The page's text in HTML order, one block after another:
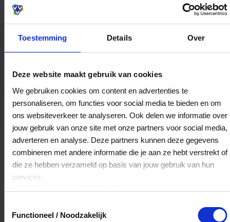
Toestemming Details Over
Deze website maakt gebruik van cookies
We gebruiken cookies om content en advertenties te
personaliseren, om functies voor social media te bieden en om
ons websiteverkeer te analyseren. Ook delen we informatie over
jouw gebruik van onze site met onze partners voor social media,
adverteren en analyse. Deze partners kunnen deze gegevens
combineren met andere informatie die je aan ze hebt verstrekt of
die ze hebben verzameld op basis van jouw gebruik van hun
services.
Klikhiervoor ons cookiebeleid.
Functioneel / Noodzakelijk
Bestedingslocaties
Strandpaviljoen De Zeemeeuw
Zeeweg 1-a
1399GP Muiderberg
Veelgestelde Vragen
Kan ik het saldo in delen besteden?